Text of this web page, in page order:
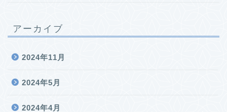
アーカイブ
2024年11月
2024年5月
2024年4月